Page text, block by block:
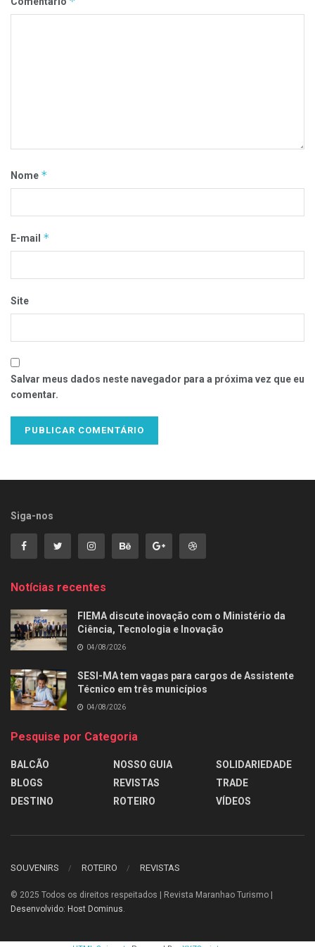
Nome *
E-mail *
Site
Salvar meus dados neste navegador para a próxima vez que eu
comentar.
Siga-nos
Notícias recentes
FIEMA discute inovação com o Ministério da
Ciência, Tecnologia e Inovação
04/08/2026
SESI-MA tem vagas para cargos de Assistente
Técnico em três municípios
04/08/2026
Pesquise por Categoria
BALCÃO
BLOGS
DESTINO
NOSSO GUIA
REVISTAS
ROTEIRO
SOLIDARIEDADE
TRADE
VÍDEOS
SOUVENIRS ROTEIRO REVISTAS
© 2025 Todos os direitos respeitados | Revista Maranhao Turismo |
Desenvolvido: Host Dominus.